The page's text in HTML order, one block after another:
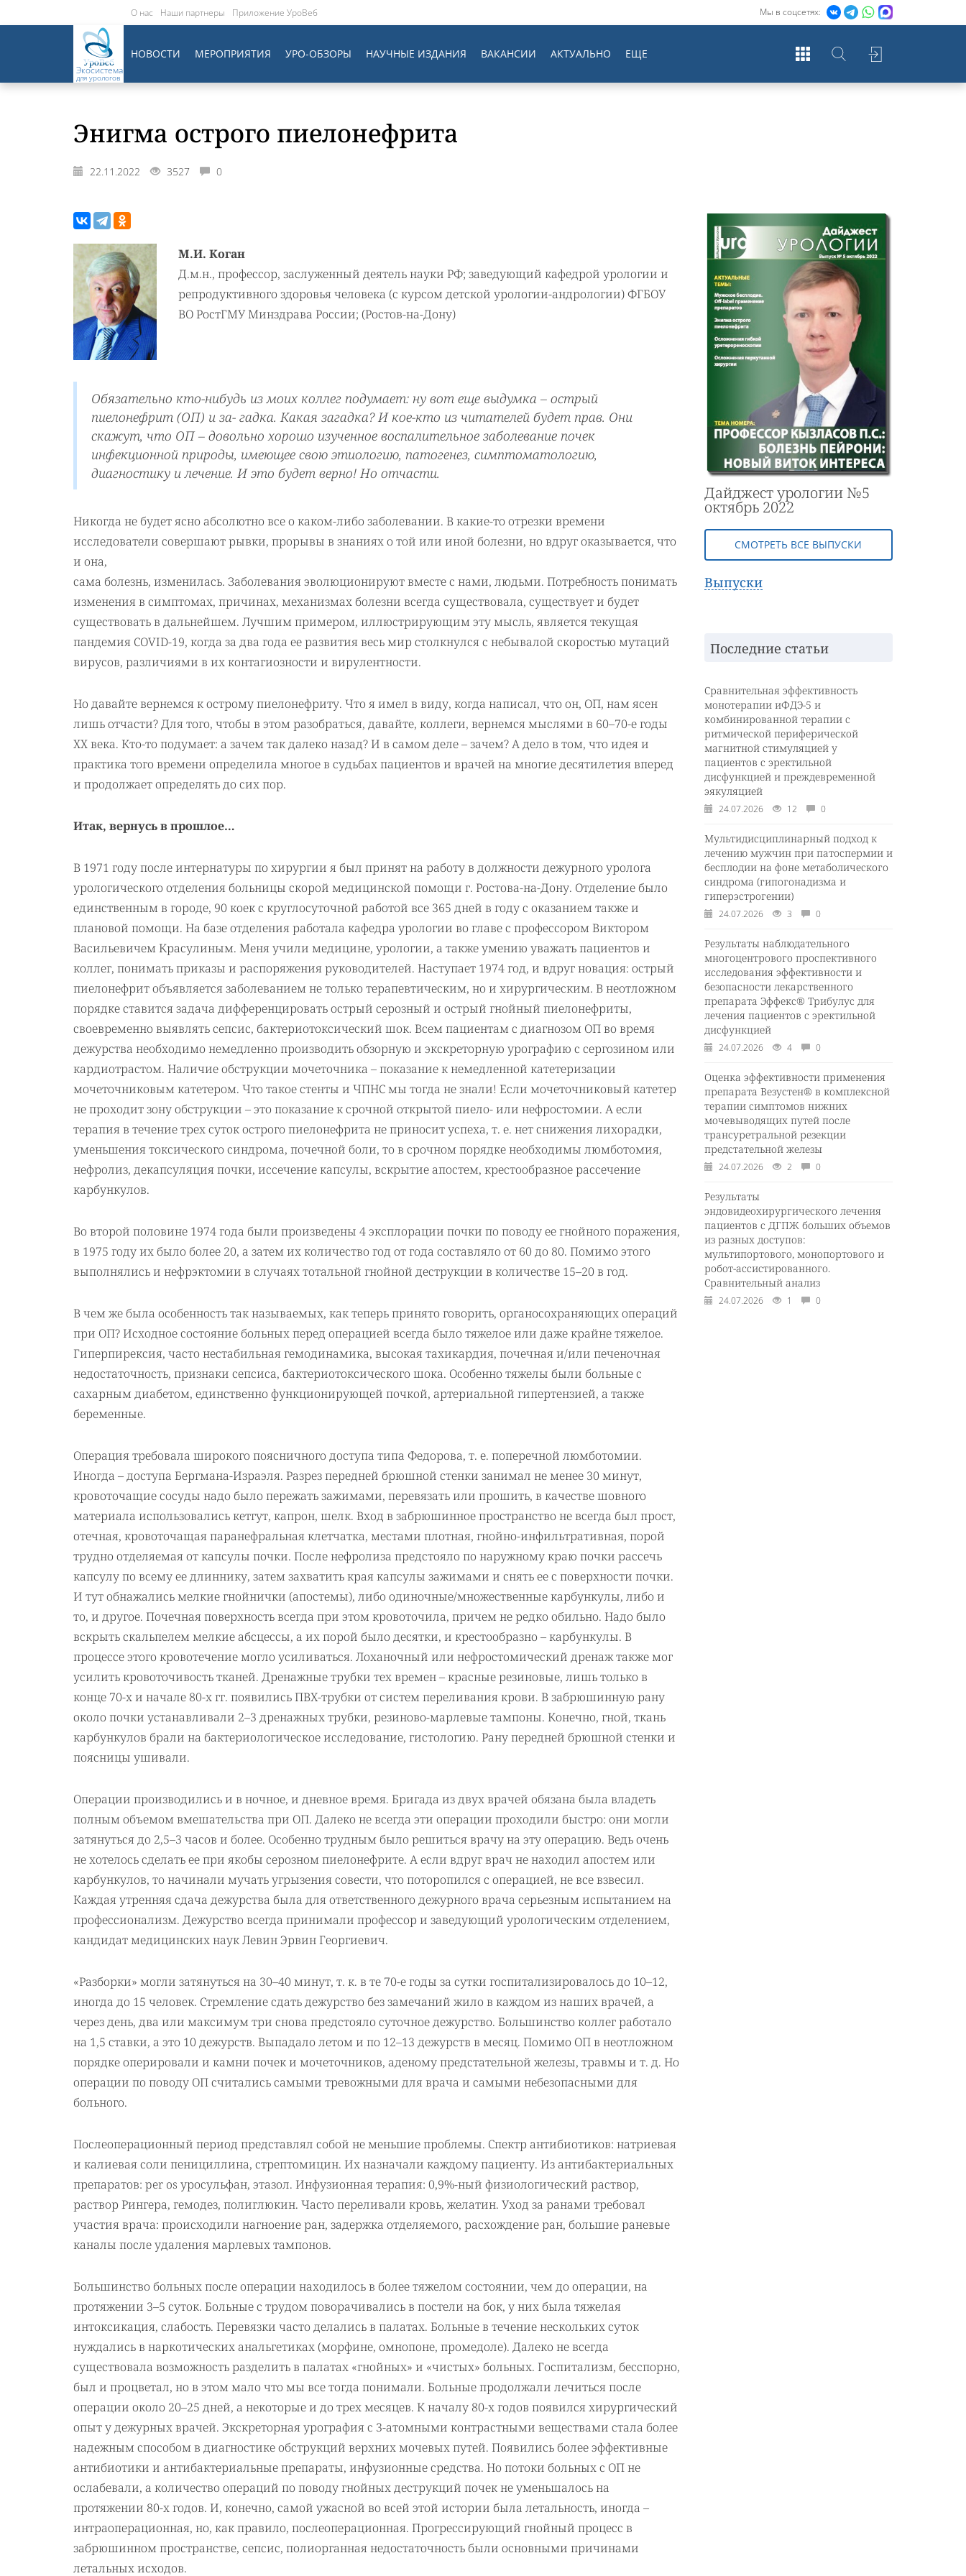
Мы в соцсетях:
О нас Наши партнеры Приложение УроВеб
Экосистема
для урологов
НОВОСТИ МЕРОПРИЯТИЯ УРО-ОБЗОРЫ НАУЧНЫЕ ИЗДАНИЯ ВАКАНСИИ АКТУАЛЬНО ЕЩЕ
Энигма острого пиелонефрита
22.11.2022 3527 0
М.И. Коган
Д.м.н., профессор, заслуженный деятель науки РФ; заведующий кафедрой урологии и
репродуктивного здоровья человека (с курсом детской урологии-андрологии) ФГБОУ
ВО РостГМУ Минздрава России; (Ростов-на-Дону)
Обязательно кто-нибудь из моих коллег подумает: ну вот еще выдумка – острый
пиелонефрит (ОП) и за- гадка. Какая загадка? И кое-кто из читателей будет прав. Они
скажут, что ОП – довольно хорошо изученное воспалительное заболевание почек
инфекционной природы, имеющее свою этиологию, патогенез, симптоматологию,
диагностику и лечение. И это будет верно! Но отчасти.
Никогда не будет ясно абсолютно все о каком-либо заболевании. В какие-то отрезки времени
исследователи совершают рывки, прорывы в знаниях о той или иной болезни, но вдруг оказывается, что
и она,
сама болезнь, изменилась. Заболевания эволюционируют вместе с нами, людьми. Потребность понимать
изменения в симптомах, причинах, механизмах болезни всегда существовала, существует и будет
существовать в дальнейшем. Лучшим примером, иллюстрирующим эту мысль, является текущая
пандемия COVID-19, когда за два года ее развития весь мир столкнулся с небывалой скоростью мутаций
вирусов, различиями в их контагиозности и вирулентности.
Но давайте вернемся к острому пиелонефриту. Что я имел в виду, когда написал, что он, ОП, нам ясен
лишь отчасти? Для того, чтобы в этом разобраться, давайте, коллеги, вернемся мыслями в 60–70-е годы
XX века. Кто-то подумает: а зачем так далеко назад? И в самом деле – зачем? А дело в том, что идея и
практика того времени определила многое в судьбах пациентов и врачей на многие десятилетия вперед
и продолжает определять до сих пор.
Итак, вернусь в прошлое…
В 1971 году после интернатуры по хирургии я был принят на работу в должности дежурного уролога
урологического отделения больницы скорой медицинской помощи г. Ростова-на-Дону. Отделение было
единственным в городе, 90 коек с круглосуточной работой все 365 дней в году с оказанием также и
плановой помощи. На базе отделения работала кафедра урологии во главе с профессором Виктором
Васильевичем Красулиным. Меня учили медицине, урологии, а также умению уважать пациентов и
коллег, понимать приказы и распоряжения руководителей. Наступает 1974 год, и вдруг новация: острый
пиелонефрит объявляется заболеванием не только терапевтическим, но и хирургическим. В неотложном
порядке ставится задача дифференцировать острый серозный и острый гнойный пиелонефриты,
своевременно выявлять сепсис, бактериотоксический шок. Всем пациентам с диагнозом ОП во время
дежурства необходимо немедленно производить обзорную и экскреторную урографию с сергозином или
кардиотрастом. Наличие обструкции мочеточника – показание к немедленной катетеризации
мочеточниковым катетером. Что такое стенты и ЧПНС мы тогда не знали! Если мочеточниковый катетер
не проходит зону обструкции – это показание к срочной открытой пиело- или нефростомии. А если
терапия в течение трех суток острого пиелонефрита не приносит успеха, т. е. нет снижения лихорадки,
уменьшения токсического синдрома, почечной боли, то в срочном порядке необходимы люмботомия,
нефролиз, декапсуляция почки, иссечение капсулы, вскрытие апостем, крестообразное рассечение
карбункулов.
Во второй половине 1974 года были произведены 4 эксплорации почки по поводу ее гнойного поражения,
в 1975 году их было более 20, а затем их количество год от года составляло от 60 до 80. Помимо этого
выполнялись и нефрэктомии в случаях тотальной гнойной деструкции в количестве 15–20 в год.
В чем же была особенность так называемых, как теперь принято говорить, органосохраняющих операций
при ОП? Исходное состояние больных перед операцией всегда было тяжелое или даже крайне тяжелое.
Гиперпирексия, часто нестабильная гемодинамика, высокая тахикардия, почечная и/или печеночная
недостаточность, признаки сепсиса, бактериотоксического шока. Особенно тяжелы были больные с
сахарным диабетом, единственно функционирующей почкой, артериальной гипертензией, а также
беременные.
Операция требовала широкого поясничного доступа типа Федорова, т. е. поперечной люмботомии.
Иногда – доступа Бергмана-Израэля. Разрез передней брюшной стенки занимал не менее 30 минут,
кровоточащие сосуды надо было пережать зажимами, перевязать или прошить, в качестве шовного
материала использовались кетгут, капрон, шелк. Вход в забрюшинное пространство не всегда был прост,
отечная, кровоточащая паранефральная клетчатка, местами плотная, гнойно-инфильтративная, порой
трудно отделяемая от капсулы почки. После нефролиза предстояло по наружному краю почки рассечь
капсулу по всему ее длиннику, затем захватить края капсулы зажимами и снять ее с поверхности почки.
И тут обнажались мелкие гнойнички (апостемы), либо одиночные/множественные карбункулы, либо и
то, и другое. Почечная поверхность всегда при этом кровоточила, причем не редко обильно. Надо было
вскрыть скальпелем мелкие абсцессы, а их порой было десятки, и крестообразно – карбункулы. В
процессе этого кровотечение могло усиливаться. Лоханочный или нефростомический дренаж также мог
усилить кровоточивость тканей. Дренажные трубки тех времен – красные резиновые, лишь только в
конце 70-х и начале 80-х гг. появились ПВХ-трубки от систем переливания крови. В забрюшинную рану
около почки устанавливали 2–3 дренажных трубки, резиново-марлевые тампоны. Конечно, гной, ткань
карбункулов брали на бактериологическое исследование, гистологию. Рану передней брюшной стенки и
поясницы ушивали.
Операции производились и в ночное, и дневное время. Бригада из двух врачей обязана была владеть
полным объемом вмешательства при ОП. Далеко не всегда эти операции проходили быстро: они могли
затянуться до 2,5–3 часов и более. Особенно трудным было решиться врачу на эту операцию. Ведь очень
не хотелось сделать ее при якобы серозном пиелонефрите. А если вдруг врач не находил апостем или
карбункулов, то начинали мучать угрызения совести, что поторопился с операцией, не все взвесил.
Каждая утренняя сдача дежурства была для ответственного дежурного врача серьезным испытанием на
профессионализм. Дежурство всегда принимали профессор и заведующий урологическим отделением,
кандидат медицинских наук Левин Эрвин Георгиевич.
«Разборки» могли затянуться на 30–40 минут, т. к. в те 70-е годы за сутки госпитализировалось до 10–12,
иногда до 15 человек. Стремление сдать дежурство без замечаний жило в каждом из наших врачей, а
через день, два или максимум три снова предстояло суточное дежурство. Большинство коллег работало
на 1,5 ставки, а это 10 дежурств. Выпадало летом и по 12–13 дежурств в месяц. Помимо ОП в неотложном
порядке оперировали и камни почек и мочеточников, аденому предстательной железы, травмы и т. д. Но
операции по поводу ОП считались самыми тревожными для врача и самыми небезопасными для
больного.
Послеоперационный период представлял собой не меньшие проблемы. Спектр антибиотиков: натриевая
и калиевая соли пенициллина, стрептомицин. Их назначали каждому пациенту. Из антибактериальных
препаратов: per os уросульфан, этазол. Инфузионная терапия: 0,9%-ный физиологический раствор,
раствор Рингера, гемодез, полиглюкин. Часто переливали кровь, желатин. Уход за ранами требовал
участия врача: происходили нагноение ран, задержка отделяемого, расхождение ран, большие раневые
каналы после удаления марлевых тампонов.
Большинство больных после операции находилось в более тяжелом состоянии, чем до операции, на
протяжении 3–5 суток. Больные с трудом поворачивались в постели на бок, у них была тяжелая
интоксикация, слабость. Перевязки часто делались в палатах. Больные в течение нескольких суток
нуждались в наркотических анальгетиках (морфине, омнопоне, промедоле). Далеко не всегда
существовала возможность разделить в палатах «гнойных» и «чистых» больных. Госпитализм, бесспорно,
был и процветал, но в этом мало что мы все тогда понимали. Больные продолжали лечиться после
операции около 20–25 дней, а некоторые и до трех месяцев. К началу 80-х годов появился хирургический
опыт у дежурных врачей. Экскреторная урография с 3-атомными контрастными веществами стала более
надежным способом в диагностике обструкций верхних мочевых путей. Появились более эффективные
антибиотики и антибактериальные препараты, инфузионные средства. Но потоки больных с ОП не
ослабевали, а количество операций по поводу гнойных деструкций почек не уменьшалось на
протяжении 80-х годов. И, конечно, самой ужасной во всей этой истории была летальность, иногда –
интраоперационная, но, как правило, послеоперационная. Прогрессирующий гнойный процесс в
забрюшинном пространстве, сепсис, полиорганная недостаточность были основными причинами
летальных исходов.
Дайджест урологии №5
октябрь 2022
СМОТРЕТЬ ВСЕ ВЫПУСКИ
Выпуски
Последние статьи
Сравнительная эффективность
монотерапии иФДЭ-5 и
комбинированной терапии с
ритмической периферической
магнитной стимуляцией у
пациентов с эректильной
дисфункцией и преждевременной
эякуляцией
24.07.2026 12 0
Мультидисциплинарный подход к
лечению мужчин при патоспермии и
бесплодии на фоне метаболического
синдрома (гипогонадизма и
гиперэстрогении)
24.07.2026 3 0
Результаты наблюдательного
многоцентрового проспективного
исследования эффективности и
безопасности лекарственного
препарата Эффекс® Трибулус для
лечения пациентов с эректильной
дисфункцией
24.07.2026 4 0
Оценка эффективности применения
препарата Везустен® в комплексной
терапии симптомов нижних
мочевыводящих путей после
трансуретральной резекции
предстательной железы
24.07.2026 2 0
Результаты
эндовидеохирургического лечения
пациентов с ДГПЖ больших объемов
из разных доступов:
мультипортового, монопортового и
робот-ассистированного.
Сравнительный анализ
24.07.2026 1 0